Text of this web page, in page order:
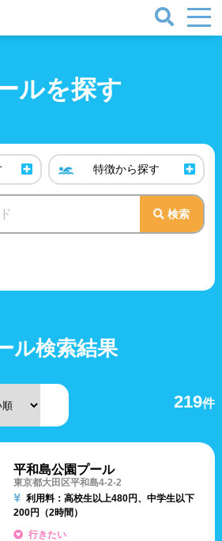
ルを探す
特徴から探す
検索
ル検索結果
219件
平和島公園プール
東京都大田区平和島4-2-2
利用料：高校生以上480円、中学生以下
200円（2時間）
行きたい
海道、東北
関東
千葉県 東京都
ールタイプ
屋内プール
スライダー
水連公認プール
施設タイプ